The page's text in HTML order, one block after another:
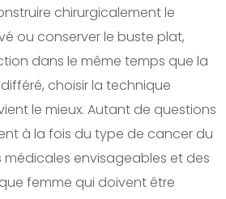
chirurgicalement le
ou conserver le buste plat,
dans le même temps que la
choisir la technique
le mieux. Autant de questions
à la fois du type de cancer du
médicales envisageables et des
femme qui doivent être